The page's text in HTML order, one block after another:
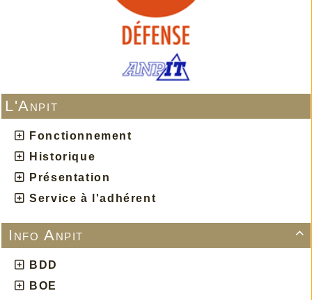
L'Anpit
Fonctionnement
Historique
Présentation
Service à l'adhérent

Info Anpit
BDD
BOE